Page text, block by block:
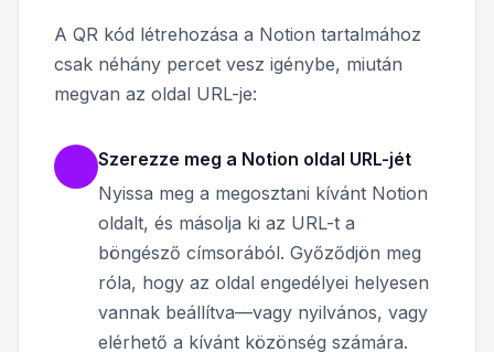
A QR kód létrehozása a Notion tartalmához
csak néhány percet vesz igénybe, miután
megvan az oldal URL-je:
Szerezze meg a Notion oldal URL-jét
Nyissa meg a megosztani kívánt Notion
oldalt, és másolja ki az URL-t a
böngésző címsorából. Győződjön meg
róla, hogy az oldal engedélyei helyesen
vannak beállítva—vagy nyilvános, vagy
elérhető a kívánt közönség számára.